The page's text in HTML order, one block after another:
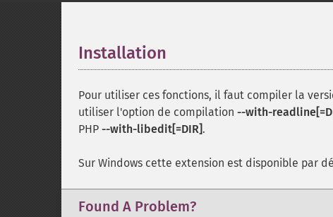
Installation
Pour utiliser ces fonctions, il faut compiler la
utiliser l'option de compilation --with-
PHP --with-libedit[=DIR].
Sur Windows cette extension est disponible par
Found A Problem?